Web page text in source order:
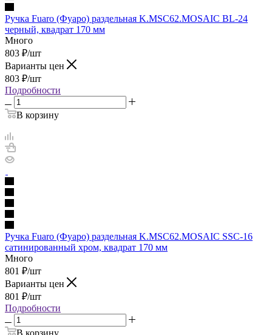
Ручка Fuaro (Фуаро) раздельная K.MSC62.MOSAIC BL-24
черный, квадрат 170 мм
Много
803 ₽/шт
Варианты цен
803 ₽/шт
Подробности
В корзину
Ручка Fuaro (Фуаро) раздельная K.MSC62.MOSAIC SSC-16
сатинированный хром, квадрат 170 мм
Много
801 ₽/шт
Варианты цен
801 ₽/шт
Подробности
В корзину